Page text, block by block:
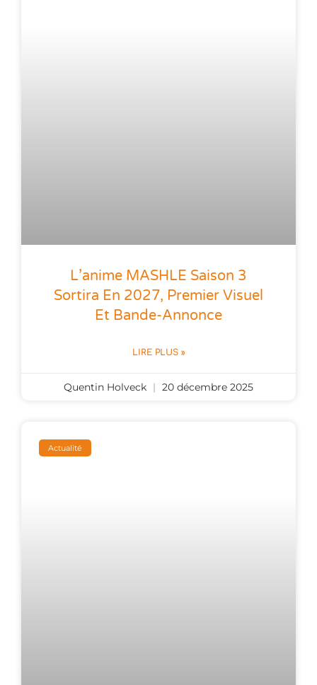
L’anime MASHLE Saison 3
Sortira En 2027, Premier Visuel
Et Bande-Annonce
LIRE PLUS »
Quentin Holveck 20 décembre 2025
Actualité